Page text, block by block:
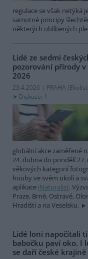
regulace se však netýká
samotné principy
některých oblíbených
Lidé ze sedmi
pozorování přírody
2026
23.4.2026 | PRAHA (
Diskuse: 1
globální akce zaměřené
24. dubna do pondělí
věkových kategorií
houby ve svém okolí a
aplikace iNaturalist.
Praze, Brně, Ostravě,
Hradišti a na Veselsku.
Lidé loni napočítali
babočku paví oko. I
se daří české krajině